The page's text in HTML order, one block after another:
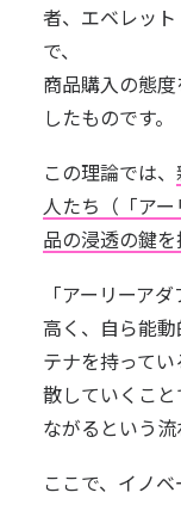
者、エベレッ
で、
商品購入の態
したものです。
この理論では、
人たち（「ア
品の浸透の鍵
「アーリーア
高く、自ら能
テナを持って
散していくこ
ながるという流
ここで、イノ